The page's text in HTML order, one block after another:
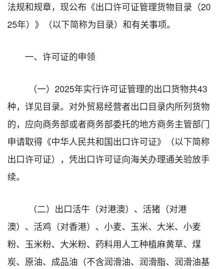
法规和规章，现公布《出口许可证管理货物目录（20
25年）》（以下简称为目录）和有关事项。
一、许可证的申领
（一）2025年实行许可证管理的出口货物共43
种，详见目录。对外贸易经营者出口目录内所列货物
的，应向商务部或者商务部委托的地方商务主管部门
申请取得《中华人民共和国出口许可证》（以下简称
出口许可证），凭出口许可证向海关办理通关验放手
续。
（二）出口活牛（对港澳）、活猪（对港
澳）、活鸡（对香港）、小麦、玉米、大米、小麦
粉、玉米粉、大米粉、药料用人工种植麻黄草、煤
炭、原油、成品油（不含润滑油、润滑脂、润滑油基